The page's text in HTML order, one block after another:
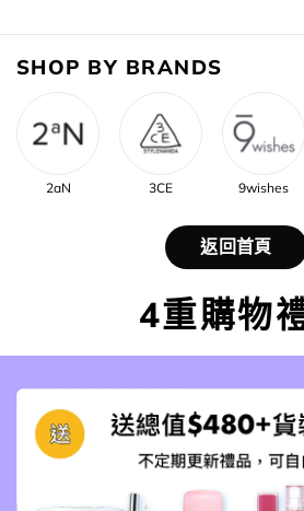
SHOP BY BRANDS
2aN 3CE 9wishes
返回首頁
4重購物